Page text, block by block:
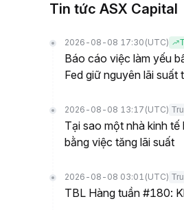
Tin tức ASX Capital
2026-08-08 17:30 (UTC)
Báo cáo việc làm yếu
Fed giữ nguyên lãi
2026-08-08 13:17 (UTC)
Tại sao một nhà kinh
bằng việc tăng lãi suất
2026-08-08 03:01 (UTC)
TBL Hàng tuần #180: